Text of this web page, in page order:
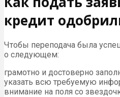
кредит
Чтобы переподача была
о следующем:
грамотно и достоверно
указать всю требуемую
внимание на поля со